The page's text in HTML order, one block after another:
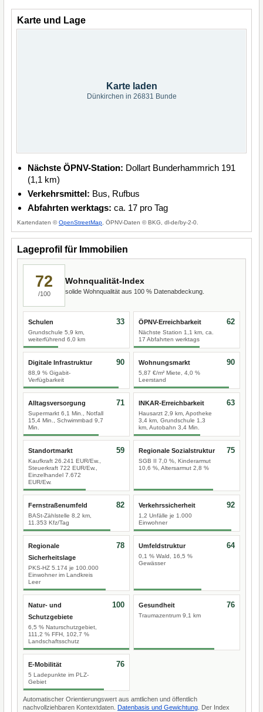
Karte und Lage
Karte laden
Dünkirchen in 26831 Bunde
Nächste ÖPNV-Station: Dollart Bunderhammrich 191
(1,1 km)
Verkehrsmittel: Bus, Rufbus
Abfahrten werktags: ca. 17 pro Tag
Kartendaten ©OpenStreetMap , ÖPNV-Daten © BKG, dl-de/by-2-0.
Lageprofil für Immobilien
72
/100
Wohnqualität-Index
solide Wohnqualität aus 100 % Datenabdeckung.
Schulen
Grundschule 5,9 km,
weiterführend 6,0 km
33 ÖPNV-Erreichbarkeit
Nächste Station 1,1 km, ca.
17 Abfahrten werktags
62
Digitale Infrastruktur
88,9 % Gigabit-
Verfügbarkeit
90 Wohnungsmarkt
5,87 €/m² Miete, 4,0 %
Leerstand
90
Alltagsversorgung
Supermarkt 6,1 Min., Notfall
15,4 Min., Schwimmbad 9,7
Min.
71 INKAR-Erreichbarkeit
Hausarzt 2,9 km, Apotheke
3,4 km, Grundschule 1,3
km, Autobahn 3,4 Min.
63
Standortmarkt
Kaufkraft 26.241 EUR/Ew.,
Steuerkraft 722 EUR/Ew.,
Einzelhandel 7.672
EUR/Ew.
59 Regionale Sozialstruktur
SGB II 7,0 %, Kinderarmut
10,6 %, Altersarmut 2,8 %
75
Fernstraßenumfeld
BASt-Zählstelle 8,2 km,
11.353 Kfz/Tag
82 Verkehrssicherheit
1,2 Unfälle je 1.000
Einwohner
92
Regionale
Sicherheitslage
PKS-HZ 5.174 je 100.000
Einwohner im Landkreis
Leer
78 Umfeldstruktur
0,1 % Wald, 16,5 %
Gewässer
64
Natur- und
Schutzgebiete
6,5 % Naturschutzgebiet,
111,2 % FFH, 102,7 %
Landschaftsschutz
100 Gesundheit
Traumazentrum 9,1 km
76
E-Mobilität
5 Ladepunkte im PLZ-
Gebiet
76
Automatischer Orientierungswert aus amtlichen und öffentlich
nachvollziehbaren Kontextdaten. Datenbasis und Gewichtung . Der Index